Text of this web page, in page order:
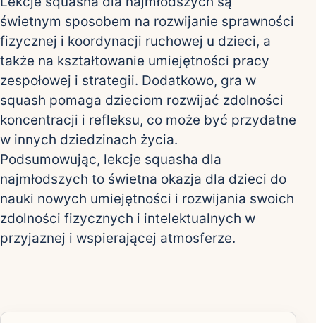
świetnym sposobem na rozwijanie sprawności
fizycznej i koordynacji ruchowej u dzieci, a
także na kształtowanie umiejętności pracy
zespołowej i strategii. Dodatkowo, gra w
squash pomaga dzieciom rozwijać zdolności
koncentracji i refleksu, co może być przydatne
w innych dziedzinach życia.
Podsumowując, lekcje squasha dla
najmłodszych to świetna okazja dla dzieci do
nauki nowych umiejętności i rozwijania swoich
zdolności fizycznych i intelektualnych w
przyjaznej i wspierającej atmosferze.